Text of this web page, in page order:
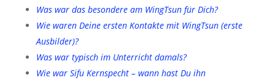
Was war das besondere am WingTsun für Dich?
Wie waren Deine ersten Kontakte mit WingTsun (erste
Ausbilder)?
Was war typisch im Unterricht damals?
Wie war Sifu Kernspecht – wann hast Du ihn